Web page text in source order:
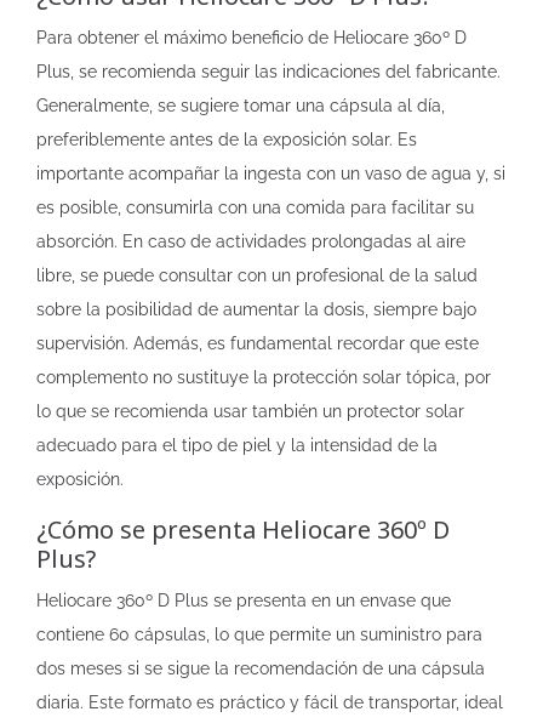
Para obtener el máximo beneficio de Heliocare 360º D
Plus, se recomienda seguir las indicaciones del fabricante.
Generalmente, se sugiere tomar una cápsula al día,
preferiblemente antes de la exposición solar. Es
importante acompañar la ingesta con un vaso de agua y, si
es posible, consumirla con una comida para facilitar su
absorción. En caso de actividades prolongadas al aire
libre, se puede consultar con un profesional de la salud
sobre la posibilidad de aumentar la dosis, siempre bajo
supervisión. Además, es fundamental recordar que este
complemento no sustituye la protección solar tópica, por
lo que se recomienda usar también un protector solar
adecuado para el tipo de piel y la intensidad de la
exposición.
¿Cómo se presenta Heliocare 360º D
Plus?
Heliocare 360º D Plus se presenta en un envase que
contiene 60 cápsulas, lo que permite un suministro para
dos meses si se sigue la recomendación de una cápsula
diaria. Este formato es práctico y fácil de transportar, ideal